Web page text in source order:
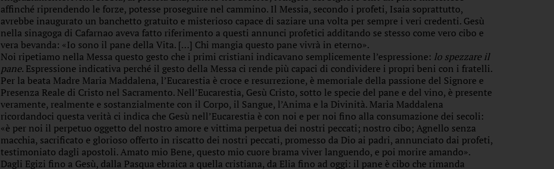
affinché riprendendo le forze, potesse proseguire nel cammino. Il Messia, secondo i profeti, Isaia soprattutto,
avrebbe inaugurato un banchetto gratuito e misterioso capace di saziare una volta per sempre i veri credenti. Gesù
nella sinagoga di Cafarnao aveva fatto riferimento a questi annunci profetici additando se stesso come vero cibo e
vera bevanda: «Io sono il pane della Vita. […] Chi mangia questo pane vivrà in eterno».
Noi ripetiamo nella Messa questo gesto che i primi cristiani indicavano semplicemente l’espressione: lo spezzare il
pane. Espressione indicativa perché il gesto della Messa ci rende più capaci di condividere i propri beni con i fratelli.
Per la beata Madre Maria Maddalena, l’Eucarestia è croce e resurrezione, è memoriale della passione del Signore e
Presenza Reale di Cristo nel Sacramento. Nell’Eucarestia, Gesù Cristo, sotto le specie del pane e del vino, è presente
veramente, realmente e sostanzialmente con il Corpo, il Sangue, l’Anima e la Divinità. Maria Maddalena
ricordandoci questa verità ci indica che Gesù nell’Eucarestia è con noi e per noi fino alla consumazione dei secoli:
«è per noi il perpetuo oggetto del nostro amore e vittima perpetua dei nostri peccati; nostro cibo; Agnello senza
macchia, sacrificato e glorioso offerto in riscatto dei nostri peccati, promesso da Dio ai padri, annunciato dai profeti,
testimoniato dagli apostoli. Amato mio Bene, questo mio cuore brama viver languendo, e poi morire amando».
Dagli Egizi fino a Gesù, dalla Pasqua ebraica a quella cristiana, da Elia fino ad oggi: il pane è cibo che rimanda